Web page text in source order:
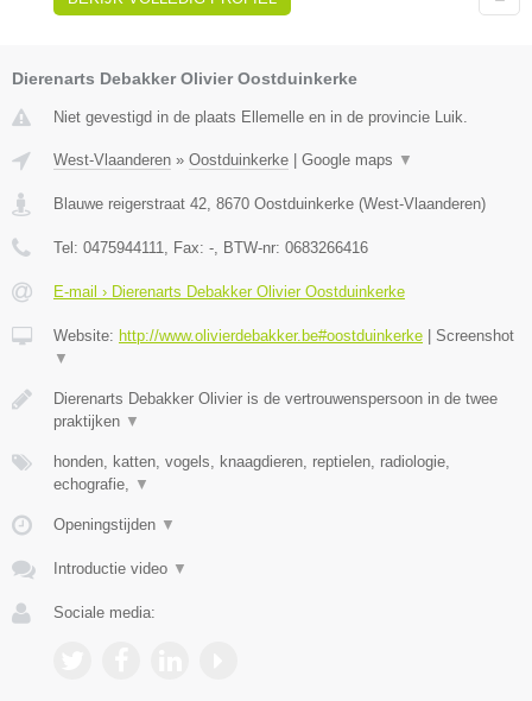
Dierenarts Debakker Olivier Oostduinkerke
Niet gevestigd in de plaats Ellemelle en in de provincie Luik.
West-Vlaanderen » Oostduinkerke | Google maps ▼
Blauwe reigerstraat 42 8670 Oostduinkerke (West-Vlaanderen)
Tel: 0475944111 , Fax: - , BTW-nr: 0683266416
E-mail › Dierenarts Debakker Olivier Oostduinkerke
Website: http://www.olivierdebakker.be#oostduinkerke | Screenshot
▼
Dierenarts Debakker Olivier is de vertrouwenspersoon in de twee
praktijken ▼
honden, katten, vogels, knaagdieren, reptielen, radiologie,
echografie,
▼
Openingstijden ▼
Introductie video ▼
Sociale media: